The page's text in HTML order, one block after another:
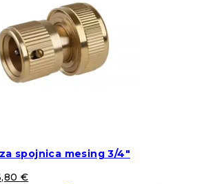
spojnica mesing 3/4″
€